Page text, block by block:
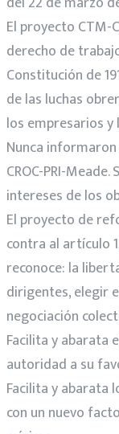
El proyecto CTM-
derecho de
Constitución de
de las luchas
los empresarios y
Nunca
CROC-PRI-
intereses de los
El proyecto de
contra al artículo
reconoce: la
dirigentes, elegir
negociación
Facilita y abarata
autoridad a su
Facilita y abarata
con un nuevo